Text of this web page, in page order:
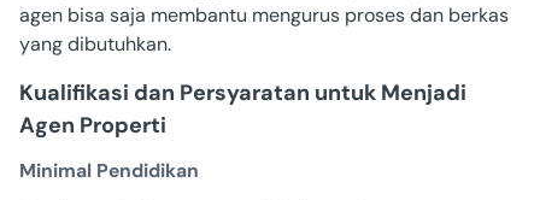
agen bisa saja membantu mengurus proses dan berkas
yang dibutuhkan.
Kualifikasi dan Persyaratan untuk Menjadi
Agen Properti
Minimal Pendidikan